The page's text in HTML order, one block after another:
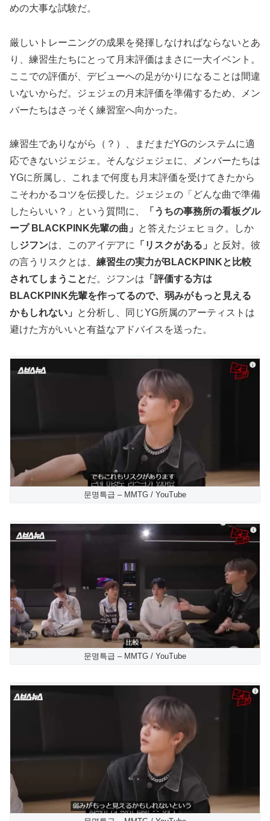
めの大事な試験だ。
厳しいトレーニングの成果を発揮しなければならないとあ
り、練習生たちにとって月末評価はまさに一大イベント。
ここでの評価が、デビューへの足がかりになることは間違
いないからだ。ジェジェの月末評価を準備するため、メン
バーたちはさっそく練習室へ向かった。
練習生でありながら（？）、まだまだYGのシステムに適
応できないジェジェ。そんなジェジェに、メンバーたちは
YGに所属し、これまで何度も月末評価を受けてきたから
こそわかるコツを伝授した。ジェジェの「どんな曲で準備
したらいい？」という質問に、
「うちの事務所の看板グル
ープ BLACKPINK先輩の曲」
と答えたジェヒョク。しか
しジフンは、このアイデアに 「リスクがある」
と反対。彼
の言うリスクとは、 練習生の実力がBLACKPINKと比較
されてしまうことだ。ジフンは 「評価する方は
BLACKPINK先輩を作ってるので、弱みがもっと見える
かもしれない」
と分析し、同じYG所属のアーティストは
避けた方がいいと有益なアドバイスを送った。
문명특급 – MMTG / YouTube
문명특급 – MMTG / YouTube